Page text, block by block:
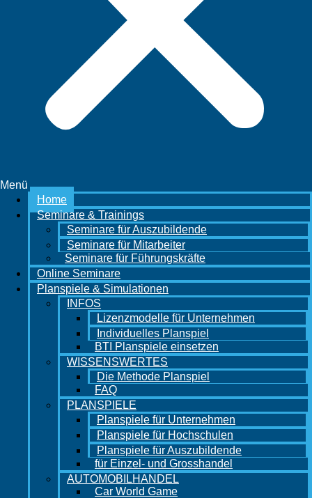
Menü
Home
Seminare & Trainings
Seminare für Auszubildende
Seminare für Mitarbeiter
Seminare für Führungskräfte
Online Seminare
Planspiele & Simulationen
INFOS
Lizenzmodelle für Unternehmen
Individuelles Planspiel
BTI Planspiele einsetzen
WISSENSWERTES
Die Methode Planspiel
FAQ
PLANSPIELE
Planspiele für Unternehmen
Planspiele für Hochschulen
Planspiele für Auszubildende
für Einzel- und Grosshandel
AUTOMOBILHANDEL
Car World Game